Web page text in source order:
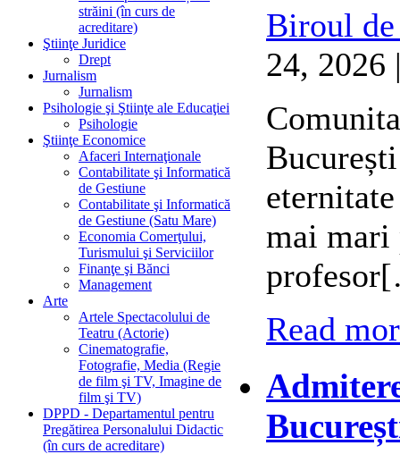
Biroul
24, 2026
mai mari
Read
străini (în curs de
acreditare)
Ştiinţe Juridice
Drept
Jurnalism
Jurnalism
Psihologie şi Ştiinţe ale Educaţiei
Psihologie
Ştiinţe Economice
Afaceri Internaţionale
Contabilitate şi Informatică
de Gestiune
Contabilitate şi Informatică
de Gestiune (Satu Mare)
Economia Comerţului,
Turismului şi Serviciilor
Finanţe şi Bănci
Management
Arte
Artele Spectacolului de
Teatru (Actorie)
Cinematografie,
Fotografie, Media (Regie
de film şi TV, Imagine de
film şi TV)
DPPD - Departamentul pentru
Pregătirea Personalului Didactic
(în curs de acreditare)